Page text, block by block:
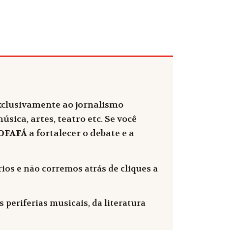
ao jornalismo
artes, teatro etc. Se você
a fortalecer o debate e a
e não corremos atrás de cliques a
periferias musicais, da literatura